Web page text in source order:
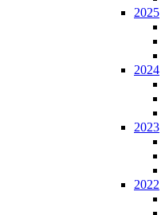
2025
2024
2023
2022